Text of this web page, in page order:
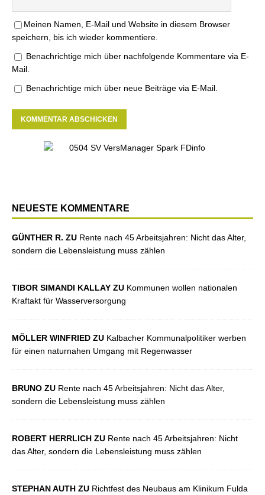
Meinen Namen, E-Mail und Website in diesem Browser
speichern, bis ich wieder kommentiere.
Benachrichtige mich über nachfolgende Kommentare via E-
Mail.
Benachrichtige mich über neue Beiträge via E-Mail.
NEUESTE KOMMENTARE
GÜNTHER R. ZU Rente nach 45 Arbeitsjahren: Nicht das Alter,
sondern die Lebensleistung muss zählen
TIBOR SIMANDI KALLAY ZU Kommunen wollen nationalen
Kraftakt für Wasserversorgung
MÖLLER WINFRIED ZU Kalbacher Kommunalpolitiker werben
für einen naturnahen Umgang mit Regenwasser
BRUNO ZU Rente nach 45 Arbeitsjahren: Nicht das Alter,
sondern die Lebensleistung muss zählen
ROBERT HERRLICH ZU Rente nach 45 Arbeitsjahren: Nicht
das Alter, sondern die Lebensleistung muss zählen
STEPHAN AUTH ZU Richtfest des Neubaus am Klinikum Fulda